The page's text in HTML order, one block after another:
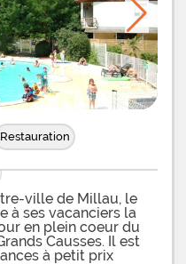
Restauration
ville de Millau, le
à ses vacanciers la
en plein coeur du
Causses. Il est
à petit prix